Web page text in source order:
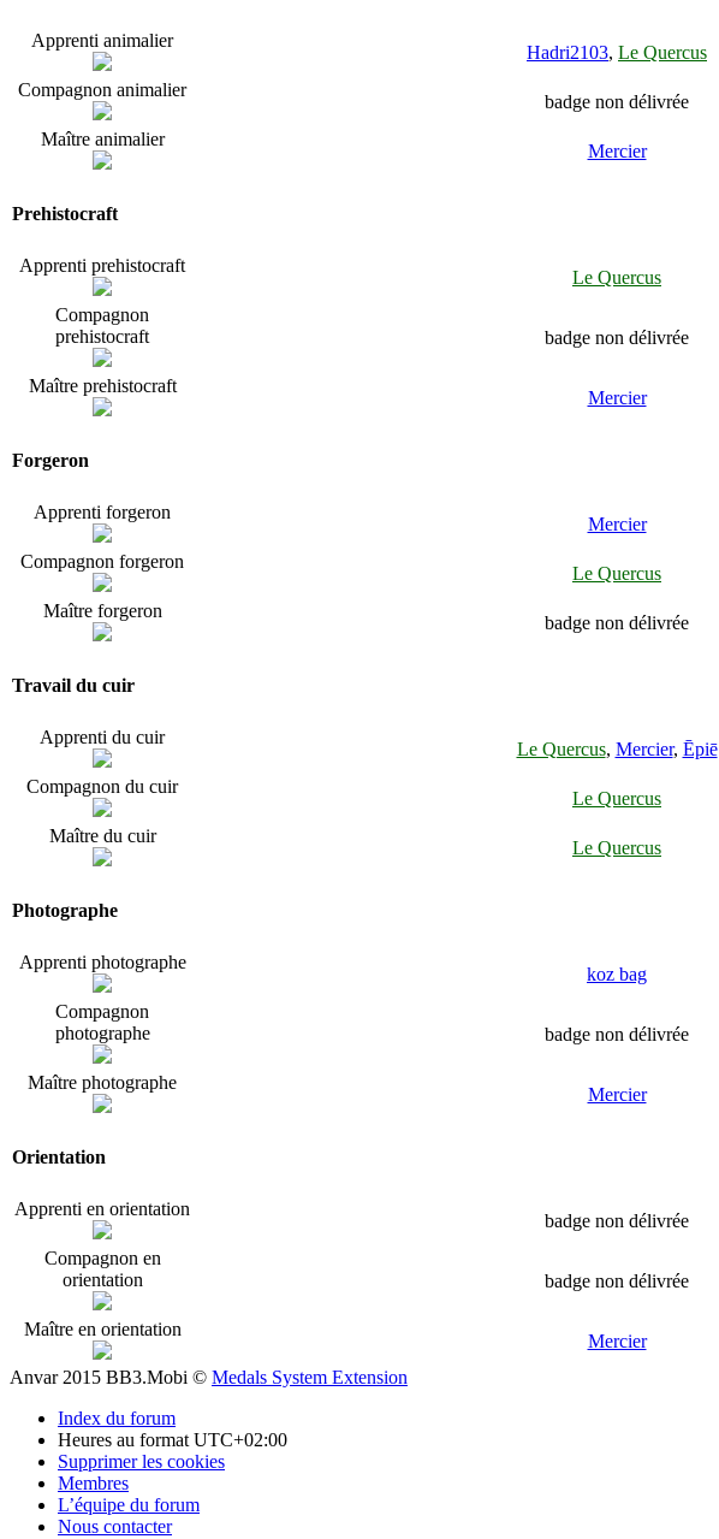
Apprenti animalier
Hadri2103, Le Quercus
Compagnon animalier
badge non délivrée
Maître animalier
Mercier
Prehistocraft
Apprenti prehistocraft
Le Quercus
Compagnon
prehistocraft
badge non délivrée
Maître prehistocraft
Mercier
Forgeron
Apprenti forgeron
Mercier
Compagnon forgeron
Le Quercus
Maître forgeron
badge non délivrée
Travail du cuir
Apprenti du cuir
Le Quercus, Mercier, Ēpiē
Compagnon du cuir
Le Quercus
Maître du cuir
Le Quercus
Photographe
Apprenti photographe
koz bag
Compagnon
photographe
badge non délivrée
Maître photographe
Mercier
Orientation
Apprenti en orientation
badge non délivrée
Compagnon en
orientation
badge non délivrée
Maître en orientation
Mercier
Anvar 2015 BB3.Mobi © Medals System Extension
Index du forum
Heures au format UTC+02:00
Supprimer les cookies
Membres
L’équipe du forum
Nous contacter